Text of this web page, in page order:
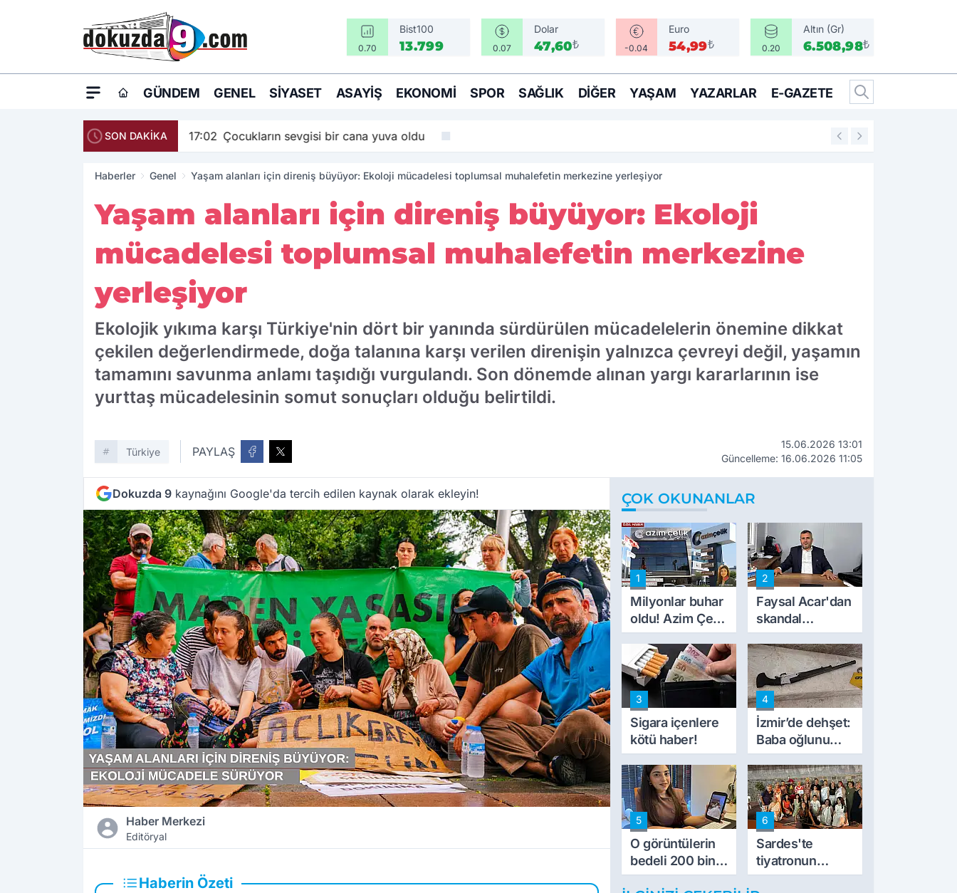
0.70
Bist100
13.799 0.07
Dolar
47,60₺ -0.04
Euro
54,99₺ 0.20
Altın (Gr)
6.508,98₺
GÜNDEM GENEL SIYASET ASAYIŞ EKONOMI SPOR SAĞLIK DIĞER YAŞAM YAZARLAR E-GAZETE
SON DAKİKA 17:02 Çocukların sevgisi bir cana yuva oldu 16:05
Haberler Genel Yaşam alanları için direniş büyüyor: Ekoloji mücadelesi toplumsal muhalefetin merkezine yerleşiyor
Yaşam alanları için direniş büyüyor: Ekoloji
mücadelesi toplumsal muhalefetin merkezine
yerleşiyor
Ekolojik yıkıma karşı Türkiye'nin dört bir yanında sürdürülen mücadelelerin önemine dikkat
çekilen değerlendirmede, doğa talanına karşı verilen direnişin yalnızca çevreyi değil, yaşamın
tamamını savunma anlamı taşıdığı vurgulandı. Son dönemde alınan yargı kararlarının ise
yurttaş mücadelesinin somut sonuçları olduğu belirtildi.
Türkiye PAYLAŞ
15.06.2026 13:01
Güncelleme: 16.06.2026 11:05
Dokuzda 9 kaynağını Google'da tercih edilen kaynak olarak ekleyin!
Haber Merkezi
Editöryal
Haberin Özeti
ÇOK OKUNANLAR
1
Milyonlar buhar
oldu! Azim Çelik
inşaat mağduru
ilk kez konuştu
2
Faysal Acar'dan
skandal
açıklamalar:
'Haluk Levent
peynircilerimizi
de kıskaca aldı,
müdahale ettik'
3
Sigara içenlere
kötü haber!
4
İzmir’de dehşet:
Baba oğlunu
vurdu
5
O görüntülerin
bedeli 200 bin
TL
6
Sardes'te
tiyatronun
imece ruhu